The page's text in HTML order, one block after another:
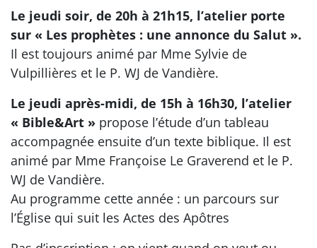
Le jeudi soir, de 20h à 21h15, l’atelier porte
sur « Les prophètes : une annonce du Salut ».
Il est toujours animé par Mme Sylvie de
Vulpillières et le P. WJ de Vandière.
Le jeudi après-midi, de 15h à 16h30, l’atelier
« Bible&Art » propose l’étude d’un tableau
accompagnée ensuite d’un texte biblique. Il est
animé par Mme Françoise Le Graverend et le P.
WJ de Vandière.
Au programme cette année : un parcours sur
l’Église qui suit les Actes des Apôtres